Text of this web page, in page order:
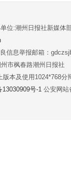
位:潮州日报社新媒体
信息举报邮箱：
市枫春路潮州日报社
本及使用1024*768分
13030909号-1 公安网站